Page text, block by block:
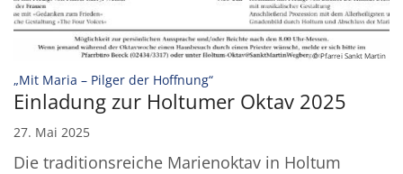
© Pfarrei Sankt Martin
„Mit Maria – Pilger der Hoffnung“:
Einladung zur Holtumer Oktav 2025
27. Mai 2025
Die traditionsreiche Marienoktav in Holtum